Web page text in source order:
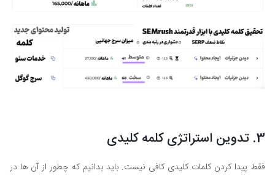
3. تدوین استراتژی کلمه کلیدی
فقط پیدا کردن کلمات کلیدی کافی نیست. باید بدانیم که چطور از آن ها در